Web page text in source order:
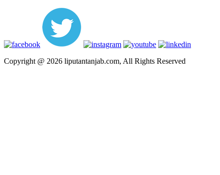
Copyright @ 2026 liputantanjab.com, All Rights Reserved